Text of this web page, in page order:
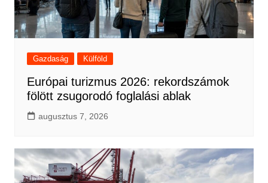
Gazdaság Külföld
Európai turizmus 2026: rekordszámok
fölött zsugorodó foglalási ablak
augusztus 7, 2026